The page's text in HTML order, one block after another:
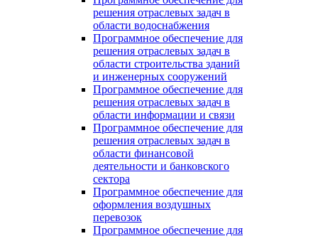
решения отраслевых задач в
области водоснабжения
Программное обеспечение для
решения отраслевых задач в
области строительства зданий
и инженерных сооружений
Программное обеспечение для
решения отраслевых задач в
области информации и связи
Программное обеспечение для
решения отраслевых задач в
области финансовой
деятельности и банковского
сектора
Программное обеспечение для
оформления воздушных
перевозок
Программное обеспечение для